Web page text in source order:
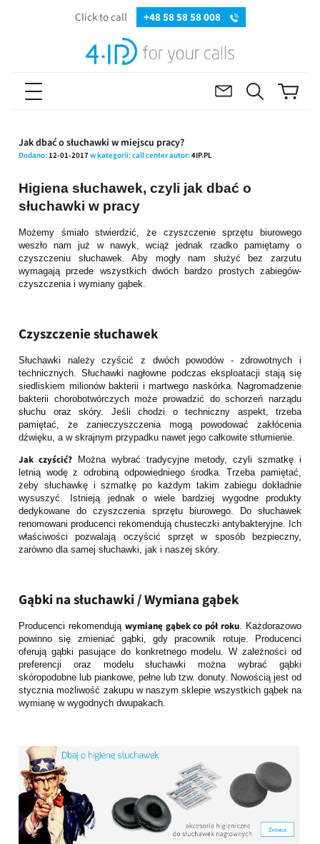
Click to call +48 58 58 58 008
Jak dbać o słuchawki w miejscu pracy?
Dodano: 12-01-2017w kategorii:call centerautor:4IP.PL
Higiena słuchawek, czyli jak dbać o
słuchawki w pracy
Możemy śmiało stwierdzić, że czyszczenie sprzętu biurowego
weszło nam już w nawyk, wciąż jednak rzadko pamiętamy o
czyszczeniu słuchawek. Aby mogły nam służyć bez zarzutu
wymagają przede wszystkich dwóch bardzo prostych zabiegów-
czyszczenia i wymiany gąbek.
Czyszczenie słuchawek
Słuchawki należy czyścić z dwóch powodów - zdrowotnych i
technicznych. Słuchawki nagłowne podczas eksploatacji stają się
siedliskiem milionów bakterii i martwego naskórka. Nagromadzenie
bakterii chorobotwórczych może prowadzić do schorzeń narządu
słuchu oraz skóry. Jeśli chodzi o techniczny aspekt, trzeba
pamiętać, że zanieczyszczenia mogą powodować zakłócenia
dźwięku, a w skrajnym przypadku nawet jego całkowite stłumienie.
Jak czyścić?Można wybrać tradycyjne metody, czyli szmatkę i
letnią wodę z odrobiną odpowiedniego środka. Trzeba pamiętać,
żeby słuchawkę i szmatkę po każdym takim zabiegu dokładnie
wysuszyć. Istnieją jednak o wiele bardziej wygodne produkty
dedykowane do czyszczenia sprzętu biurowego. Do słuchawek
renomowani producenci rekomendują chusteczki antybakteryjne. Ich
właściwości pozwalają oczyścić sprzęt w sposób bezpieczny,
zarówno dla samej słuchawki, jak i naszej skóry.
Gąbki na słuchawki / Wymiana gąbek
Producenci rekomendują wymianę gąbek co pół roku. Każdorazowo
powinno się zmieniać gąbki, gdy pracownik rotuje. Producenci
oferują gąbki pasujące do konkretnego modelu. W zależności od
preferencji oraz modelu słuchawki można wybrać gąbki
skóropodobne lub piankowe, pełne lub tzw. donuty. Nowością jest od
stycznia możliwość zakupu w naszym sklepie wszystkich gąbek na
wymianę w wygodnych dwupakach.